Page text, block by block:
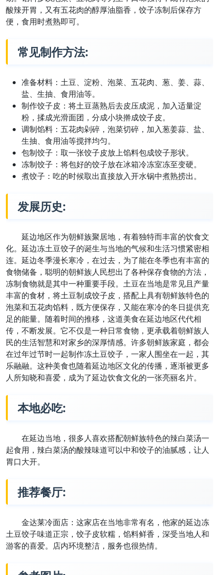
酸辣开胃，又有五花肉的醇厚油脂香，饺子冻制后保存方
便，食用时煮熟即可。
常见制作方法:
准备材料：土豆、淀粉、泡菜、五花肉、葱、姜、蒜、
盐、生抽、食用油等。
制作饺子皮：将土豆蒸熟后去皮压成泥，加入适量淀
粉，揉成光滑面团，分成小块擀成饺子皮。
调制馅料：五花肉剁碎，泡菜切碎，加入葱姜蒜、盐、
生抽、食用油等搅拌均匀。
包制饺子：取一张饺子皮放上馅料包成饺子形状。
冻制饺子：将包好的饺子放在冰箱冷冻室冻至变硬。
煮饺子：吃的时候取出直接放入开水锅中煮熟捞出。
发展历史:
延边地区作为朝鲜族聚居地，有着独特而丰富的饮食文
化。延边冻土豆饺子的诞生与当地的气候和生活习惯紧密相
连。延边冬季漫长寒冷，在过去，为了能在冬季也有丰富的
食物储备，聪明的朝鲜族人民想出了各种保存食物的方法，
冻制食物就是其中一种重要手段。土豆在当地是常见且产量
丰富的食材，将土豆制成饺子皮，搭配上具有朝鲜族特色的
泡菜和五花肉馅料，既方便保存，又能在寒冷的冬日提供充
足的能量。随着时间的推移，这道美食在延边地区代代相
传，不断发展。它不仅是一种日常食物，更承载着朝鲜族人
民的生活智慧和对家乡的深厚情感。许多朝鲜族家庭，都会
在过年过节时一起制作冻土豆饺子，一家人围坐在一起，其
乐融融。这种美食也随着延边地区文化的传播，逐渐被更多
人所知晓和喜爱，成为了延边饮食文化的一张亮丽名片。
本地必吃:
在延边当地，很多人喜欢搭配朝鲜族特色的辣白菜汤一
起食用，辣白菜汤的酸辣味道可以中和饺子的油腻感，让人
胃口大开。
推荐餐厅:
金达莱冷面店：这家店在当地非常有名，他家的延边冻
土豆饺子味道正宗，饺子皮软糯，馅料鲜香，深受当地人和
游客的喜爱。店内环境整洁，服务也很热情。